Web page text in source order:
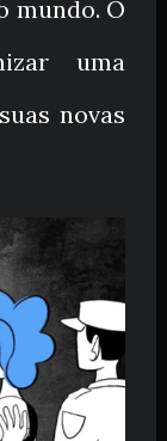
mundo. O
uma
novas